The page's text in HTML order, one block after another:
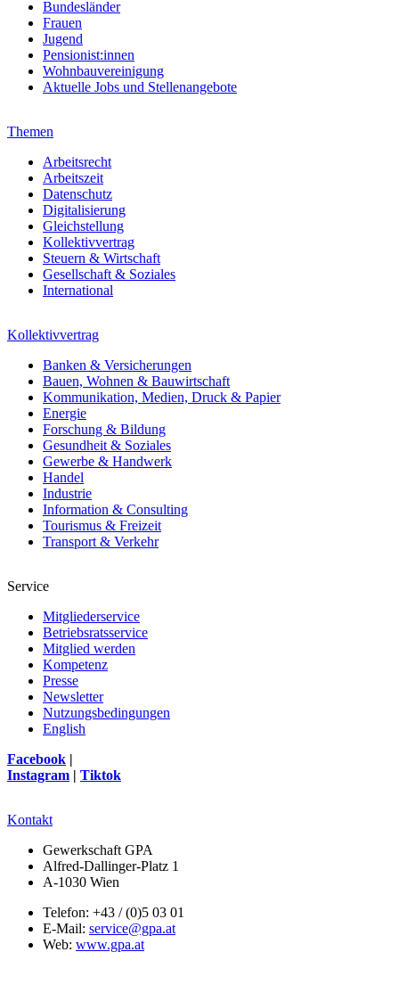
Bundesländer
Frauen
Jugend
Pensionist:innen
Wohnbauvereinigung
Aktuelle Jobs und Stellenangebote
Themen
Arbeitsrecht
Arbeitszeit
Datenschutz
Digitalisierung
Gleichstellung
Kollektivvertrag
Steuern & Wirtschaft
Gesellschaft & Soziales
International
Kollektivvertrag
Banken & Versicherungen
Bauen, Wohnen & Bauwirtschaft
Kommunikation, Medien, Druck & Papier
Energie
Forschung & Bildung
Gesundheit & Soziales
Gewerbe & Handwerk
Handel
Industrie
Information & Consulting
Tourismus & Freizeit
Transport & Verkehr
Service
Mitgliederservice
Betriebsratsservice
Mitglied werden
Kompetenz
Presse
Newsletter
Nutzungsbedingungen
English
Facebook |
Instagram | Tiktok
Kontakt
Gewerkschaft GPA
Alfred-Dallinger-Platz 1
A-1030 Wien
Telefon: +43 / (0)5 03 01
E-Mail: service@gpa.at
Web: www.gpa.at